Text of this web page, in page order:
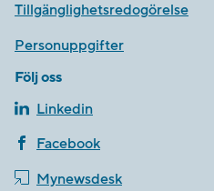
Tillgänglighetsredogörelse
Personuppgifter
Följ oss
Linkedin
Facebook
Mynewsdesk